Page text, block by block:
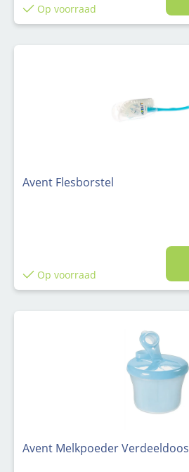
Op voorraad
Avent Flesborstel
Op voorraad
Avent Melkpoeder Verdeeldoos